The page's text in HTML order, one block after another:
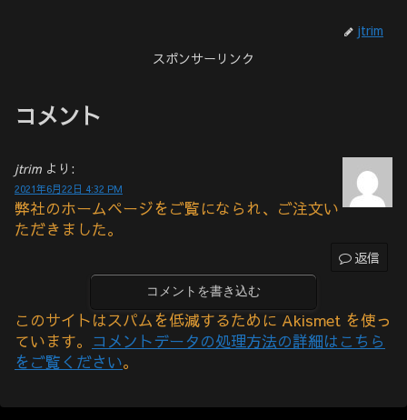
jtrim
スポンサーリンク
コメント
jtrim より:
2021年6月22日 4:32 PM
弊社のホームページをご覧になられ、ご注文い
ただきました。
返信
コメントを書き込む
このサイトはスパムを低減するために Akismet を使っ
ています。 コメントデータの処理方法の詳細はこちら
をご覧ください。